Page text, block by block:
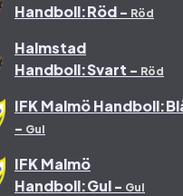
IK Sävehof:V5 -
OV Helsingborg -Grön
Skurups Handboll:1 -
Grön
Skurups Handboll:2 -
Grön
Handboll:Röd - Röd
Halmstad
Handboll:Svart - Röd
IFK Malmö
- Gul
IFK Malmö
Handboll:Gul - Gul